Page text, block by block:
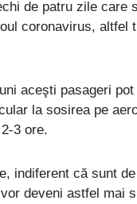
de patru zile care
coronavirus, altfel
aceşti pasageri
la sosirea pe
3 ore.
indiferent că sunt
deveni astfel mai